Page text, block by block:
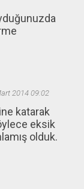
2014 09:02
katarak
eksik
olduk.